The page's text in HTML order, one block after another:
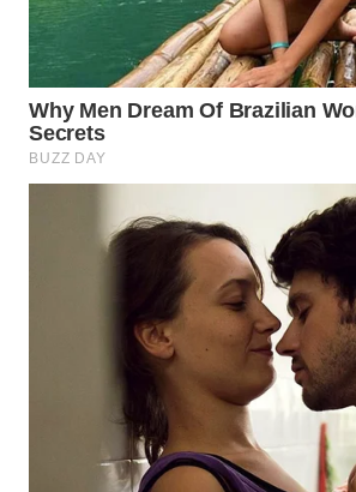
ADVOKAT
WAHANA
INFRASTRUKTUR
WAHANA
KONSUMEN
WAHANA